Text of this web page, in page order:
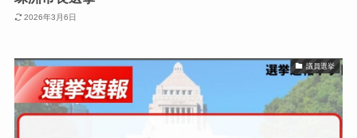
2026年3月6日
議員選挙